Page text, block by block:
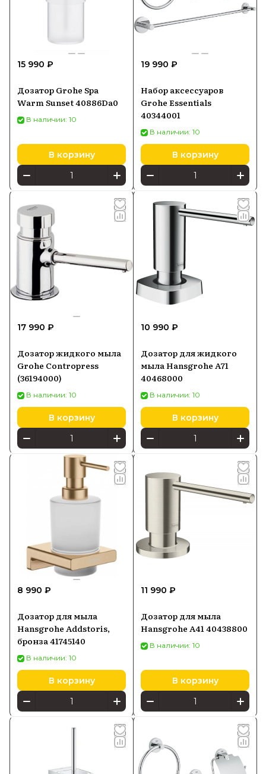
15 990 ₽
Дозатор Grohe Spa
Warm Sunset 40886Da0
В наличии: 10
В корзину
19 990 ₽
Набор аксессуаров
Grohe Essentials
40344001
В наличии: 10
В корзину
17 990 ₽
Дозатор жидкого мыла
Grohe Contropress
(36194000)
В наличии: 10
В корзину
10 990 ₽
Дозатор для жидкого
мыла Hansgrohe A71
40468000
В наличии: 10
В корзину
8 990 ₽
Дозатор для мыла
Hansgrohe Addstoris,
бронза 41745140
В наличии: 10
В корзину
11 990 ₽
Дозатор для мыла
Hansgrohe A41 40438800
В наличии: 10
В корзину